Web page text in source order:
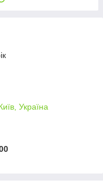
Україна